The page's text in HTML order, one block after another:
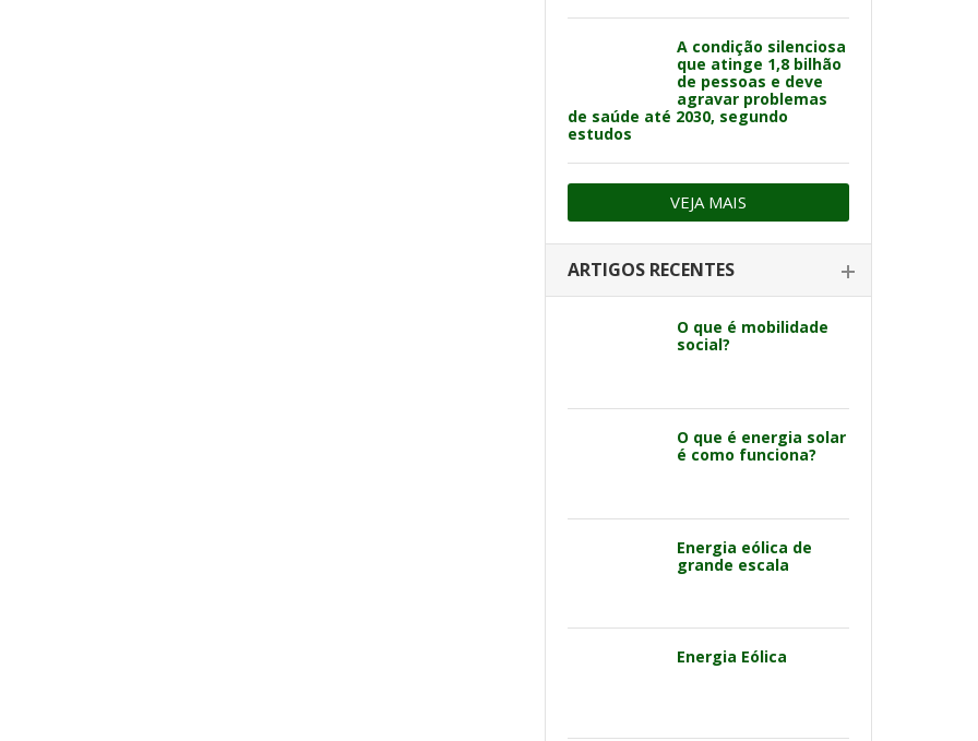
A condição silenciosa
que atinge 1,8 bilhão
de pessoas e deve
agravar problemas
de saúde até 2030, segundo
estudos
VEJA MAIS
ARTIGOS RECENTES
O que é mobilidade
social?
O que é energia solar
é como funciona?
Energia eólica de
grande escala
Energia Eólica